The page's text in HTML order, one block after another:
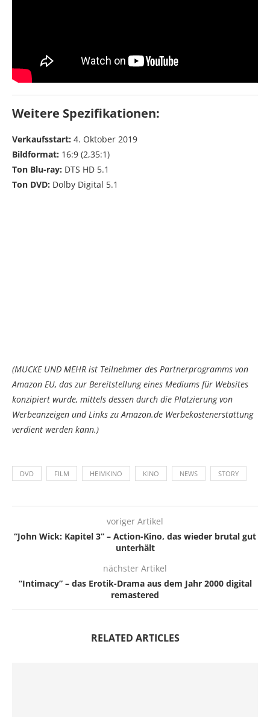
Weitere Spezifikationen:
Verkaufsstart: 4. Oktober 2019
Bildformat: 16:9 (2,35:1)
Ton Blu-ray: DTS HD 5.1
Ton DVD: Dolby Digital 5.1
(MUCKE UND MEHR ist Teilnehmer des Partnerprogramms von
Amazon EU, das zur Bereitstellung eines Mediums für Websites
konzipiert wurde, mittels dessen durch die Platzierung von
Werbeanzeigen und Links zu Amazon.de Werbekostenerstattung
verdient werden kann.)
DVD FILM HEIMKINO KINO NEWS STORY
voriger Artikel
“John Wick: Kapitel 3” – Action-Kino, das wieder brutal gut
unterhält
nächster Artikel
“Intimacy” – das Erotik-Drama aus dem Jahr 2000 digital
remastered
RELATED ARTICLES